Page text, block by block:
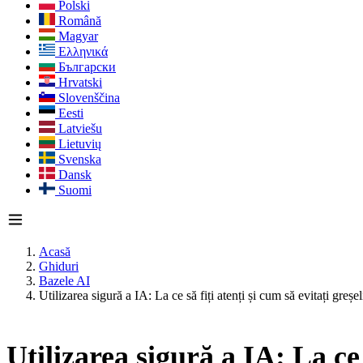
Polski
Română
Magyar
Ελληνικά
Български
Hrvatski
Slovenščina
Eesti
Latviešu
Lietuvių
Svenska
Dansk
Suomi
Acasă
Ghiduri
Bazele AI
Utilizarea sigură a IA: La ce să fiți atenți și cum să evitați